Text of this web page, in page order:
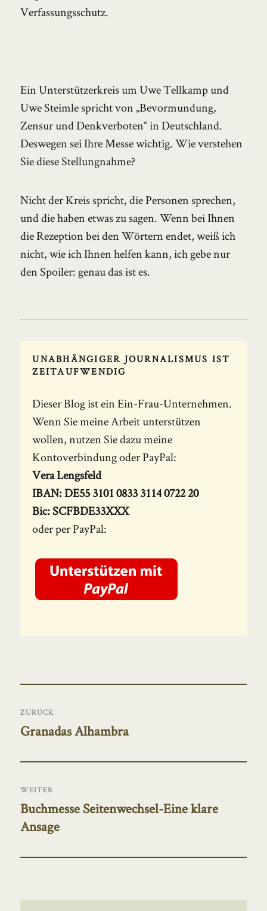
Verfassungsschutz.
Ein Unterstützerkreis um Uwe Tellkamp und
Uwe Steimle spricht von „Bevormundung,
Zensur und Denkverboten“ in Deutschland.
Deswegen sei Ihre Messe wichtig. Wie verstehen
Sie diese Stellungnahme?
Nicht der Kreis spricht, die Personen sprechen,
und die haben etwas zu sagen. Wenn bei Ihnen
die Rezeption bei den Wörtern endet, weiß ich
nicht, wie ich Ihnen helfen kann, ich gebe nur
den Spoiler: genau das ist es.
UNABHÄNGIGER JOURNALISMUS IST
ZEITAUFWENDIG
Dieser Blog ist ein Ein-Frau-Unternehmen.
Wenn Sie meine Arbeit unterstützen
wollen, nutzen Sie dazu meine
Kontoverbindung oder PayPal:
Vera Lengsfeld
IBAN: DE55 3101 0833 3114 0722 20
Bic: SCFBDE33XXX
oder per PayPal:
ZURÜCK
Vorheriger
Granadas Alhambra
WEITER
Nächster
Beitrag:
Buchmesse Seitenwechsel-Eine klare
Ansage